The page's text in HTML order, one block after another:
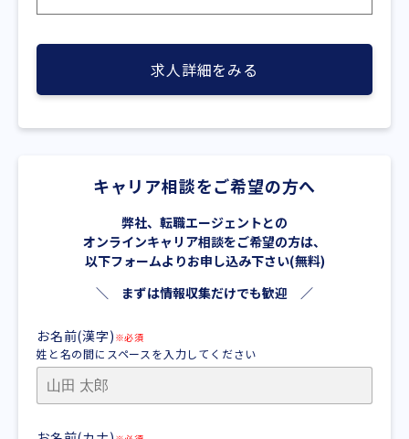
求人詳細をみる
キャリア相談をご希望の方へ
弊社、転職エージェントとの
オンラインキャリア相談をご希望の方は、
以下フォームよりお申し込み下さい(無料)
＼ まずは情報収集だけでも歓迎 ／
お名前(漢字) ※必須
姓と名の間にスペースを入力してください